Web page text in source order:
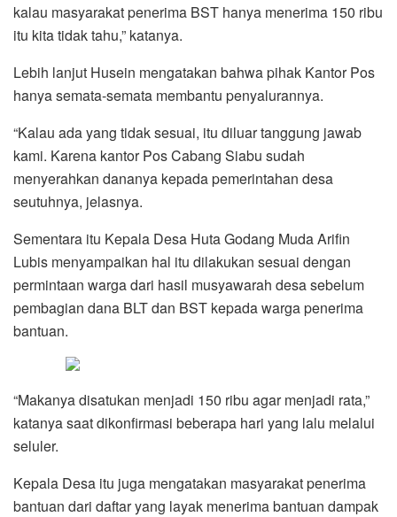
kalau masyarakat penerima BST hanya menerima 150 ribu
itu kita tidak tahu,” katanya.
Lebih lanjut Husein mengatakan bahwa pihak Kantor Pos
hanya semata-semata membantu penyalurannya.
“Kalau ada yang tidak sesuai, itu diluar tanggung jawab
kami. Karena kantor Pos Cabang Siabu sudah
menyerahkan dananya kepada pemerintahan desa
seutuhnya, jelasnya.
Sementara itu Kepala Desa Huta Godang Muda Arifin
Lubis menyampaikan hal itu dilakukan sesuai dengan
permintaan warga dari hasil musyawarah desa sebelum
pembagian dana BLT dan BST kepada warga penerima
bantuan.
“Makanya disatukan menjadi 150 ribu agar menjadi rata,”
katanya saat dikonfirmasi beberapa hari yang lalu melalui
seluler.
Kepala Desa itu juga mengatakan masyarakat penerima
bantuan dari daftar yang layak menerima bantuan dampak